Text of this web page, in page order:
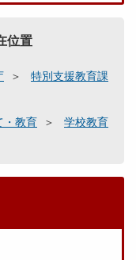
位置
特別支援教育課
・教育
学校教育